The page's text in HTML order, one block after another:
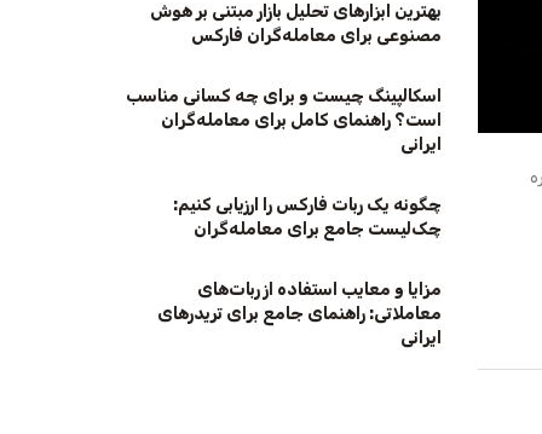
بهترین ابزارهای تحلیل بازار مبتنی بر هوش
مصنوعی برای معامله‌گران فارکس
اسکالپینگ چیست و برای چه کسانی مناسب
است؟ راهنمای کامل برای معامله‌گران
ایرانی
چگونه یک ربات فارکس را ارزیابی کنیم:
چک‌لیست جامع برای معامله‌گران
مزایا و معایب استفاده از ربات‌های
معاملاتی: راهنمای جامع برای تریدرهای
ایرانی